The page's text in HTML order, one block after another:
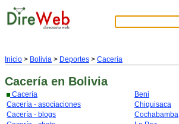
Inicio > Bolivia > Deportes > Cacería
Cacería en Bolivia
Cacería
Cacería - asociaciones
Cacería - blogs
Beni
Chiquisaca
Cochabamba